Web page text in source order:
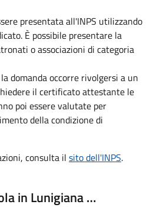
presentata all'INPS utilizzando
È possibile presentare la
o associazioni di categoria
domanda occorre rivolgersi a un
il certificato attestante le
poi essere valutate per
della condizione di
consulta il sito dell'INPS.
in Lunigiana …